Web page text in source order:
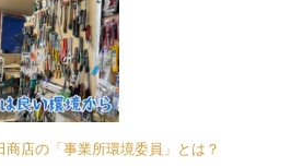
店の「事業所環境委員」とは？